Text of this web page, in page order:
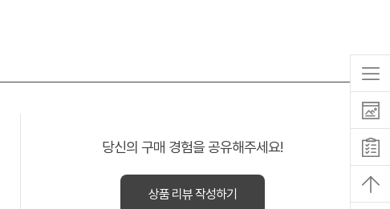
당신의 구매 경험을 공유해주세요!
상품 리뷰 작성하기